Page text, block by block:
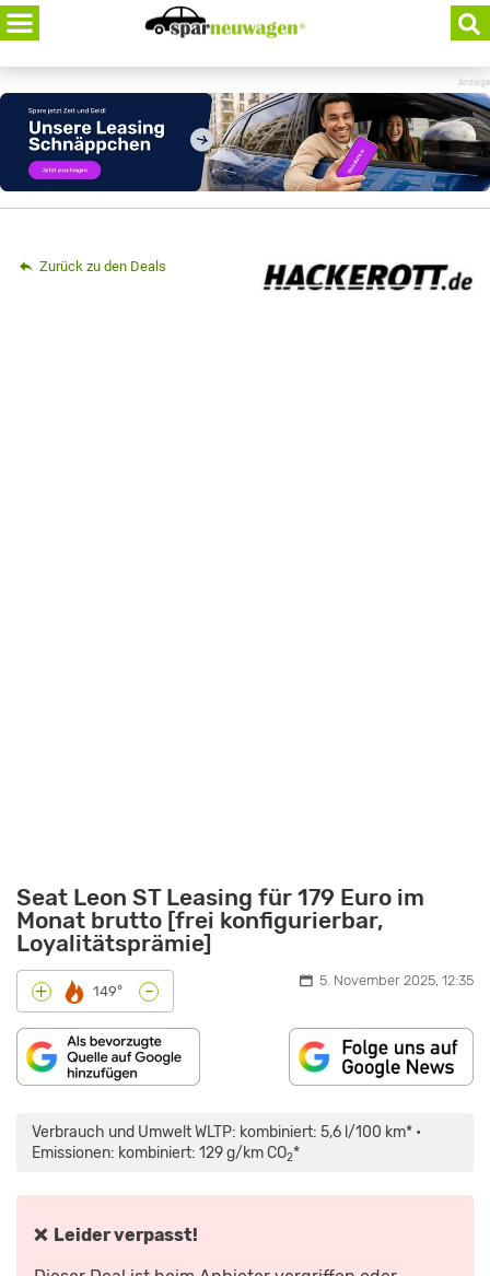
Skip
to
content
Anzeige
Zurück zu den Deals
Seat Leon ST Leasing für 179 Euro im
Monat brutto [frei konfigurierbar,
Loyalitätsprämie]
+ 149° - 5. November 2025, 12:35
Verbrauch und Umwelt WLTP: kombiniert: 5,6 l/100 km* •
Emissionen: kombiniert: 129 g/km CO2*
❌ Leider verpasst!
(2020):
TEST
MOTOR
VON